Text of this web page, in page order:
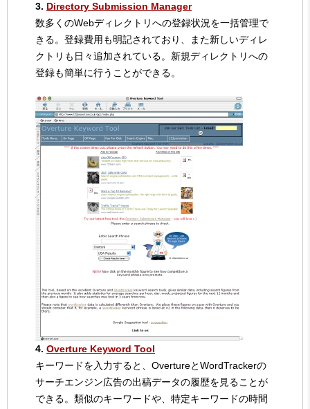
3. Directory Submission Manager
数多くのWebディレクトリへの登録状況を一括管理で
きる。登録費用も明記されており、また新しいディレ
クトリも日々追加されている。新規ディレクトリへの
登録も簡単に行うことができる。
4. Overture Keyword Tool
キーワードを入力すると、OvertureとWordTrackerの
サーチエンジン広告の出稿データの履歴を見ることが
できる。類似のキーワードや、特定キーワードの時間